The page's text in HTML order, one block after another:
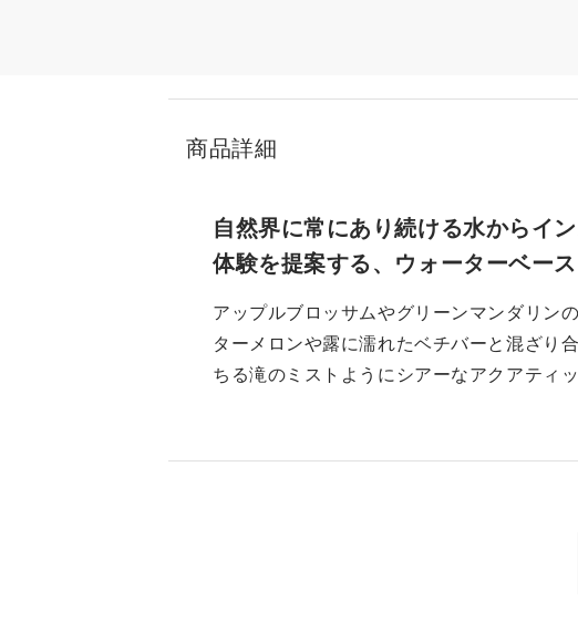
商品詳細
自然界に常にあり続ける水からイ
体験を提案する、ウォーターベー
アップルブロッサムやグリーンマンダリン
ターメロンや露に濡れたベチバーと混ざり
ちる滝のミストようにシアーなアクアティ